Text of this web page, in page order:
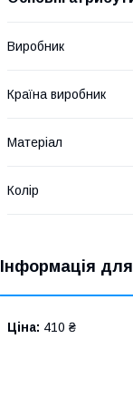
Виробник
Країна виробник
Матеріал
Колір
Інформація
Ціна: 410 ₴